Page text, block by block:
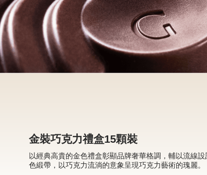
金裝巧克力禮盒15顆裝
以經典高貴的金色禮盒彰顯品牌奢華格調，輔以流線設
色緞帶，以巧克力流淌的意象呈現巧克力藝術的瑰麗。